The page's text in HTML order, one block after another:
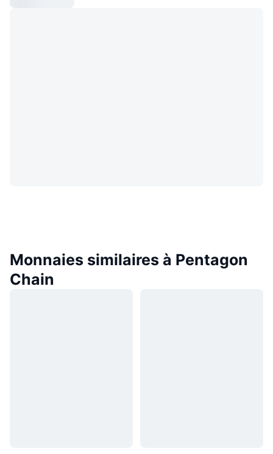
Monnaies similaires à Pentagon
Chain